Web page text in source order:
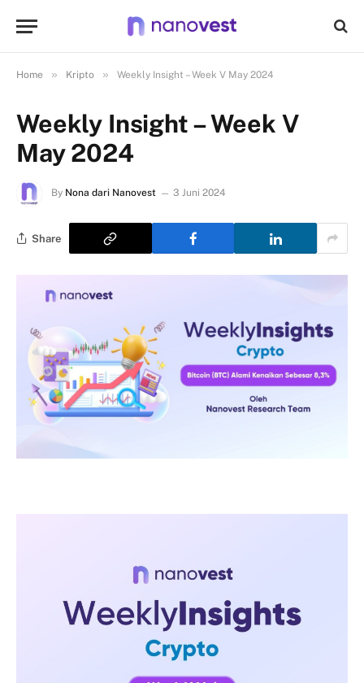
Home » Kripto » Weekly Insight – Week V May 2024
Weekly Insight – Week V
May 2024
By Nona dari Nanovest 3 Juni 2024
Share